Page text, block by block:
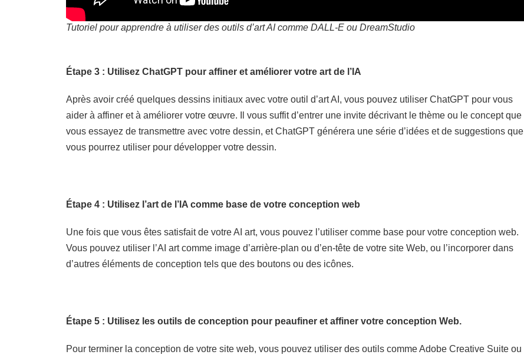
Tutoriel pour apprendre à utiliser des outils d’art AI comme DALL-E ou DreamStudio
Étape 3 : Utilisez ChatGPT pour affiner et améliorer votre art de l’IA
Après avoir créé quelques dessins initiaux avec votre outil d’art AI, vous pouvez utiliser ChatGPT pour vous
aider à affiner et à améliorer votre œuvre. Il vous suffit d’entrer une invite décrivant le thème ou le concept que
vous essayez de transmettre avec votre dessin, et ChatGPT générera une série d’idées et de suggestions que
vous pourrez utiliser pour développer votre dessin.
Étape 4 : Utilisez l’art de l’IA comme base de votre conception web
Une fois que vous êtes satisfait de votre AI art, vous pouvez l’utiliser comme base pour votre conception web.
Vous pouvez utiliser l’AI art comme image d’arrière-plan ou d’en-tête de votre site Web, ou l’incorporer dans
d’autres éléments de conception tels que des boutons ou des icônes.
Étape 5 : Utilisez les outils de conception pour peaufiner et affiner votre conception Web.
Pour terminer la conception de votre site web, vous pouvez utiliser des outils comme Adobe Creative Suite ou